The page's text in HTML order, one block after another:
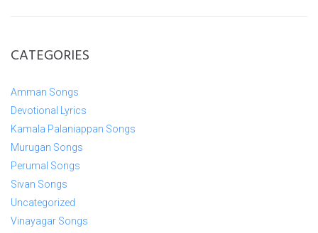
CATEGORIES
Amman Songs
Devotional Lyrics
Kamala Palaniappan Songs
Murugan Songs
Perumal Songs
Sivan Songs
Uncategorized
Vinayagar Songs